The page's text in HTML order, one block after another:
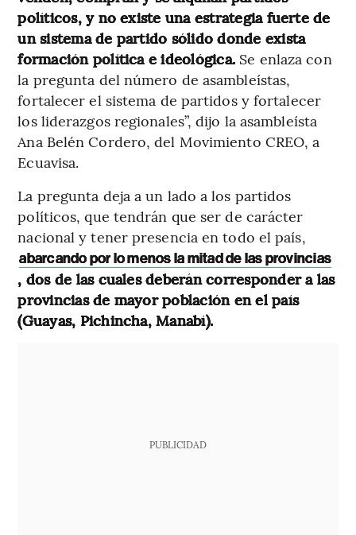
políticos, y no existe una estrategia fuerte de
un sistema de partido sólido donde exista
formación política e ideológica. Se enlaza con
la pregunta del número de asambleístas,
fortalecer el sistema de partidos y fortalecer
los liderazgos regionales”, dijo la asambleísta
Ana Belén Cordero, del Movimiento CREO, a
Ecuavisa.
La pregunta deja a un lado a los partidos
políticos, que tendrán que ser de carácter
nacional y tener presencia en todo el país,
abarcando por lo menos la mitad de las provincias
, dos de las cuales deberán corresponder a las
provincias de mayor población en el país
(Guayas, Pichincha, Manabí).
PUBLICIDAD